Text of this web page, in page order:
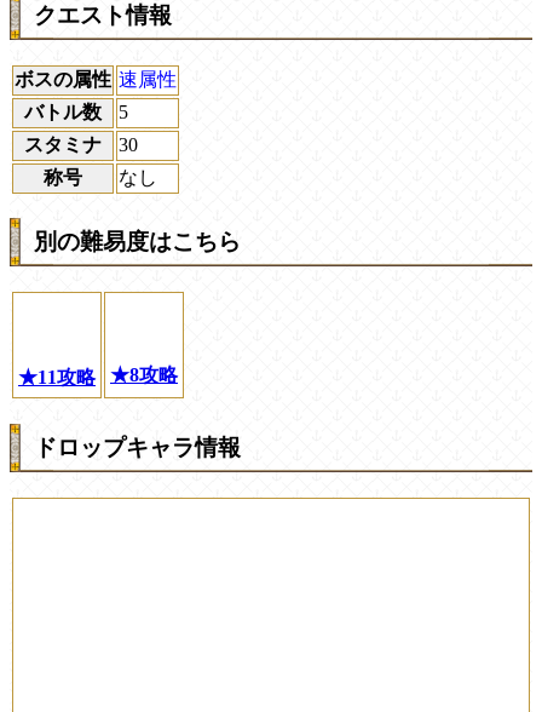
クエスト情報
ボスの属性 速属性
バトル数
5
スタミナ
30
称号
なし
別の難易度はこちら
★11攻略 ★8攻略
ドロップキャラ情報